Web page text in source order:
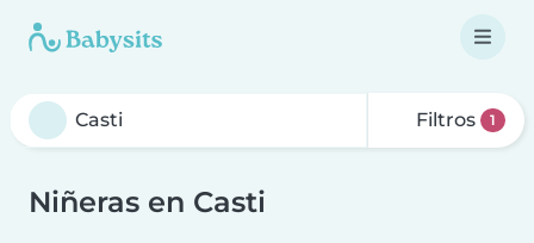
Filtros 1
Niñeras en Casti